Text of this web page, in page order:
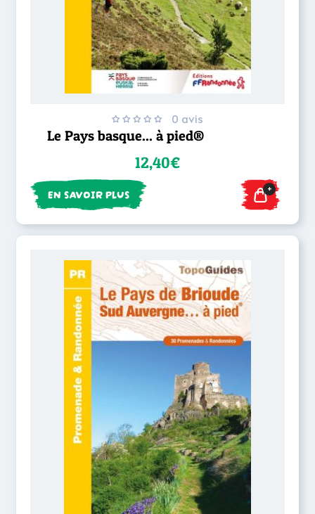
0 avis
Le Pays basque... à pied®
12,40€
EN SAVOIR PLUS +